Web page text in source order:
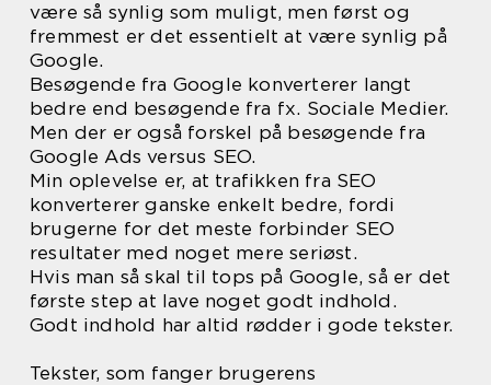
være så synlig som muligt, men først og
fremmest er det essentielt at være synlig på
Google.
Besøgende fra Google konverterer langt
bedre end besøgende fra fx. Sociale Medier.
Men der er også forskel på besøgende fra
Google Ads versus SEO.
Min oplevelse er, at trafikken fra SEO
konverterer ganske enkelt bedre, fordi
brugerne for det meste forbinder SEO
resultater med noget mere seriøst.
Hvis man så skal til tops på Google, så er det
første step at lave noget godt indhold.
Godt indhold har altid rødder i gode tekster.
Tekster, som fanger brugerens